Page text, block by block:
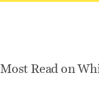
Most Read on